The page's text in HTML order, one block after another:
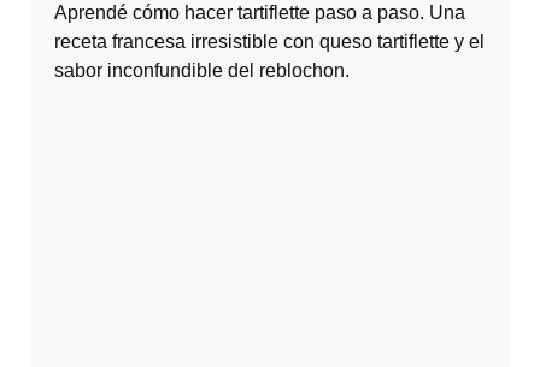
Aprendé cómo hacer tartiflette paso a paso. Una
receta francesa irresistible con queso tartiflette y el
sabor inconfundible del reblochon.